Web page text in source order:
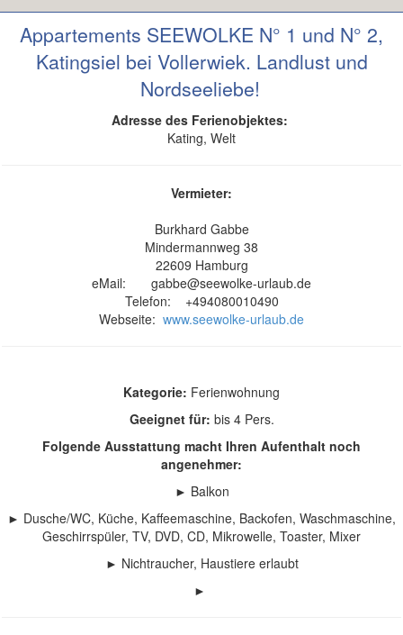
Appartements SEEWOLKE N° 1 und N° 2,
Katingsiel bei Vollerwiek. Landlust und
Nordseeliebe!
Adresse des Ferienobjektes:
Kating, Welt​
Vermieter:
Burkhard Gabbe
Mindermannweg 38
22609 Hamburg​
eMail: gabbe@seewolke-urlaub.de
Telefon: +494080010490
Webseite: www.seewolke-urlaub.de
Kategorie: Ferienwohnung
Geeignet für: bis 4 Pers.
Folgende Ausstattung macht Ihren Aufenthalt noch
angenehmer:
► Balkon
► Dusche/WC, Küche, Kaffeemaschine, Backofen, Waschmaschine,
Geschirrspüler, TV, DVD, CD, Mikrowelle, Toaster, Mixer​
► Nichtraucher, Haustiere erlaubt
►